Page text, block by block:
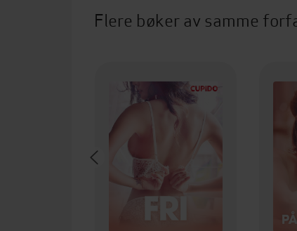
Flere bøker av samme